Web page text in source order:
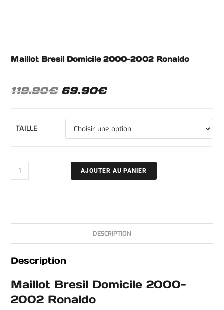
Maillot Bresil Domicile 2000-2002 Ronaldo
119.90€ 69.90€
TAILLE
AJOUTER AU PANIER
DESCRIPTION
Description
Maillot Bresil Domicile 2000-
2002 Ronaldo